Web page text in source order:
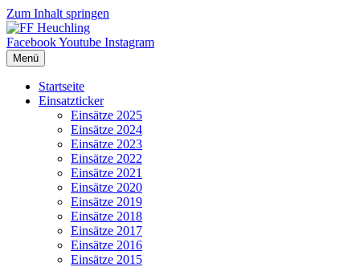
Zum Inhalt springen
FacebookYoutube Instagram
Menü
Startseite
Einsatzticker
Einsätze 2025
Einsätze 2024
Einsätze 2023
Einsätze 2022
Einsätze 2021
Einsätze 2020
Einsätze 2019
Einsätze 2018
Einsätze 2017
Einsätze 2016
Einsätze 2015